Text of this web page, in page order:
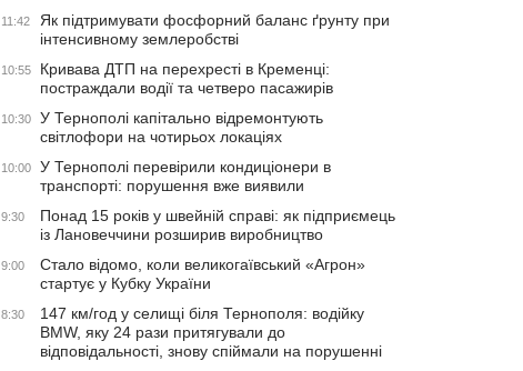
11:42
Як підтримувати фосфорний баланс ґрунту при
інтенсивному землеробстві
10:55
Кривава ДТП на перехресті в Кременці:
постраждали водії та четверо пасажирів
10:30
У Тернополі капітально відремонтують
світлофори на чотирьох локаціях
10:00
У Тернополі перевірили кондиціонери в
транспорті: порушення вже виявили
9:30
Понад 15 років у швейній справі: як підприємець
із Лановеччини розширив виробництво
9:00
Стало відомо, коли великогаївський «Агрон»
стартує у Кубку України
8:30
147 км/год у селищі біля Тернополя: водійку
BMW, яку 24 рази притягували до
відповідальності, знову спіймали на порушенні